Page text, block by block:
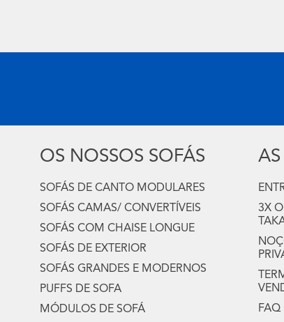
OS NOSSOS SOFÁS
SOFÁS DE CANTO MODULARES
SOFÁS CAMAS/ CONVERTÍVEIS
SOFÁS COM CHAISE LONGUE
SOFÁS DE EXTERIOR
SOFÁS GRANDES E MODERNOS
PUFFS DE SOFA
MÓDULOS DE SOFÁ
3X
FAQ